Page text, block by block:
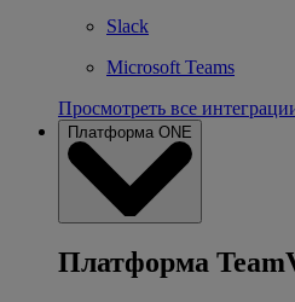
Slack
Microsoft Teams
Просмотреть все
Платформа ONE
Платформа